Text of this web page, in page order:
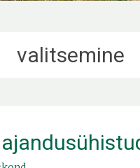
valitsemine